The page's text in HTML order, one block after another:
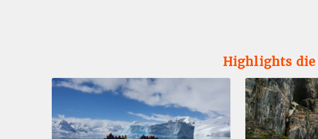
Highlights die